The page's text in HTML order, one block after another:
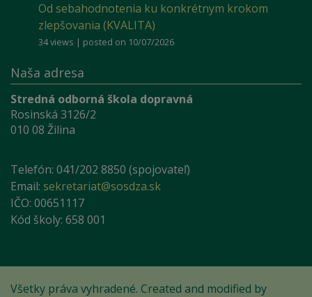
Od sebahodnotenia ku konkrétnym krokom
zlepšovania (KVALITA)
34 views | posted on 10/07/2026
Naša adresa
Stredná odborná škola dopravná
Rosinská 3126/2
010 08 Žilina
Telefón: 041/202 8850 (spojovateľ)
Email: sekretariat@sosdza.sk
IČO: 00651117
Kód školy: 658 001
Všetky práva vyhradené. Created and modified by